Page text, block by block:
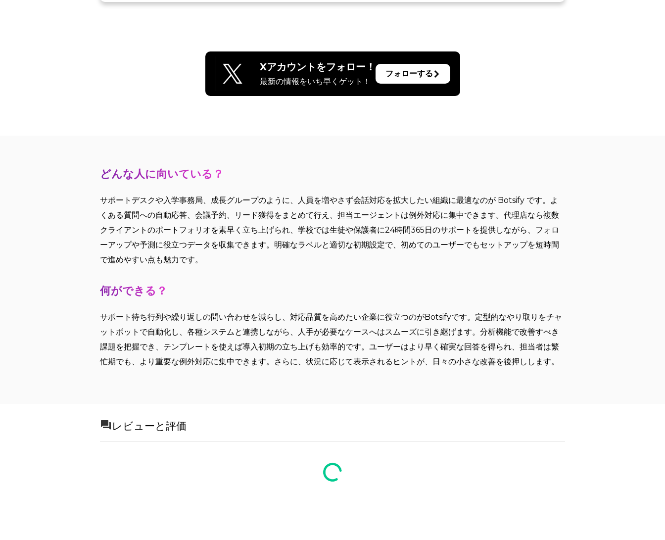
Xアカウントをフォロー！
最新の情報をいち早くゲット！
フォローする
どんな人に向いている？
サポートデスクや入学事務局、成長グループのように、人員を増やさず会話対応を拡大したい組織に最適なのが Botsify です。よ
くある質問への自動応答、会議予約、リード獲得をまとめて行え、担当エージェントは例外対応に集中できます。代理店なら複数
クライアントのポートフォリオを素早く立ち上げられ、学校では生徒や保護者に24時間365日のサポートを提供しながら、フォロ
ーアップや予測に役立つデータを収集できます。明確なラベルと適切な初期設定で、初めてのユーザーでもセットアップを短時間
で進めやすい点も魅力です。
何ができる？
サポート待ち行列や繰り返しの問い合わせを減らし、対応品質を高めたい企業に役立つのがBotsifyです。定型的なやり取りをチャ
ットボットで自動化し、各種システムと連携しながら、人手が必要なケースへはスムーズに引き継げます。分析機能で改善すべき
課題を把握でき、テンプレートを使えば導入初期の立ち上げも効率的です。ユーザーはより早く確実な回答を得られ、担当者は繁
忙期でも、より重要な例外対応に集中できます。さらに、状況に応じて表示されるヒントが、日々の小さな改善を後押しします。
レビューと評価